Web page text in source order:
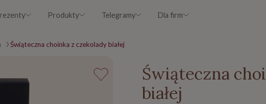
Produkty Telegramy Dla firm
Świąteczna choinka z czekolady białej
Świąteczna
białej